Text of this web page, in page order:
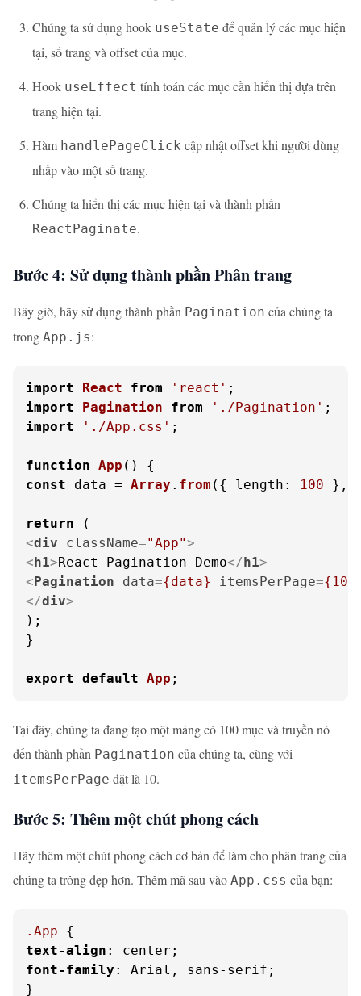
Chúng ta sử dụng hook useState để quản lý các mục hiện
tại, số trang và offset của mục.
Hook useEffect tính toán các mục cần hiển thị dựa trên
trang hiện tại.
Hàm handlePageClick cập nhật offset khi người dùng
nhấp vào một số trang.
Chúng ta hiển thị các mục hiện tại và thành phần
ReactPaginate.
Bước 4: Sử dụng thành phần Phân trang
Bây giờ, hãy sử dụng thành phần Pagination của chúng ta
trong App.js:
import React from 'react'
import
Pagination from './Pagination'
import
'./App.css' ;
function App (
const data = Array . from ({ length : 100 },
return
<div className="App">
<h1>React Pagination Demo</h1>
<Pagination data={data} itemsPerPage={10}
</div>
);
}
export default App ;
Tại đây, chúng ta đang tạo một mảng có 100 mục và truyền nó
đến thành phần Pagination của chúng ta, cùng với
itemsPerPage đặt là 10.
Bước 5: Thêm một chút phong cách
Hãy thêm một chút phong cách cơ bản để làm cho phân trang của
chúng ta trông đẹp hơn. Thêm mã sau vào App.css của bạn:
.App
text-align
font-family : Arial, sans-serif;
}